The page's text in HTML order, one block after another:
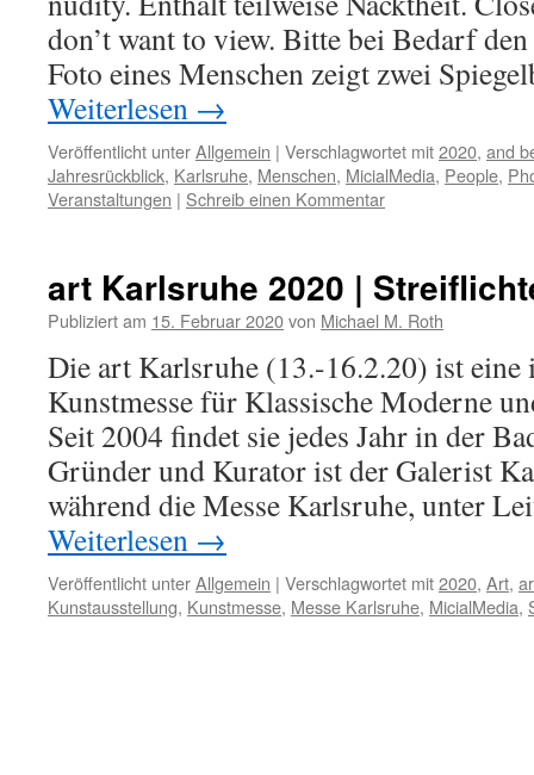
don’t want to view. Bitte bei Bedarf
Foto eines Menschen zeigt zwei
Weiterlesen →
Veröffentlicht unterAllgemein | Verschlagwortet mit2020, and
Jahresrückblick, Karlsruhe, Menschen, MicialMedia, People,
Veranstaltungen | Schreib einen Kommentar
art Karlsruhe 2020 |
Publiziert am 15. Februar 2020von Michael M. Roth
Die art Karlsruhe (13.-16.2.20) ist eine
Kunstmesse für Klassische Moderne
Seit 2004 findet sie jedes Jahr in der
Gründer und Kurator ist der Galerist
während die Messe Karlsruhe, unter
Weiterlesen →
Veröffentlicht unterAllgemein | Verschlagwortet mit2020, Art,
Kunstausstellung, Kunstmesse, Messe Karlsruhe, MicialMedia,